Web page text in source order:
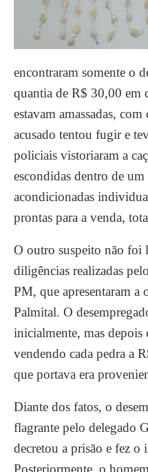
encontraram somente o
quantia de R$ 30,00 em
estavam amassadas,
acusado tentou fugir e
policiais vistoriaram a
escondidas dentro de
acondicionadas
prontas para a venda,
O outro suspeito não foi
diligências realizadas
PM, que apresentaram a
Palmital. O
inicialmente, mas depois
vendendo cada pedra a
que portava era
Diante dos fatos, o
flagrante pelo delegado
decretou a prisão e fez o
Posteriormente, o